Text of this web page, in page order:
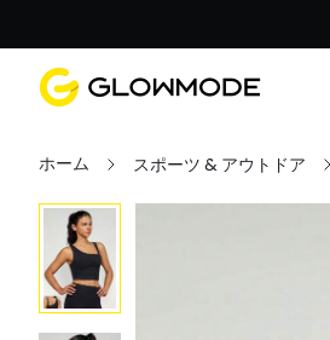
ホーム スポーツ & アウトドア